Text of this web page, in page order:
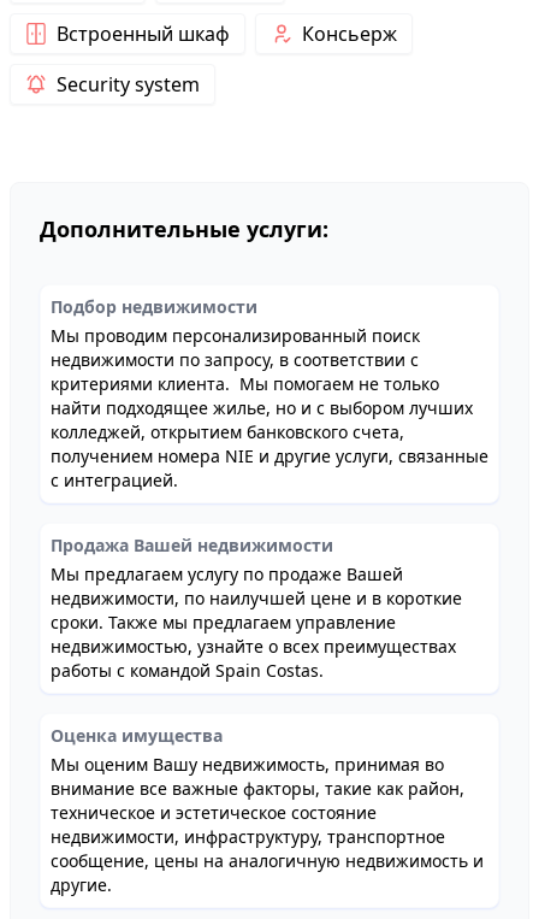
Встроенный шкаф
Консьерж
Security system
Дополнительные услуги:
Подбор недвижимости
Мы проводим персонализированный поиск
недвижимости по запросу, в соответствии с
критериями клиента. Мы помогаем не только
найти подходящее жилье, но и с выбором лучших
колледжей, открытием банковского счета,
получением номера NIE и другие услуги, связанные
с интеграцией.
Продажа Вашей недвижимости
Мы предлагаем услугу по продаже Вашей
недвижимости, по наилучшей цене и в короткие
сроки. Также мы предлагаем управление
недвижимостью, узнайте о всех преимуществах
работы с командой Spain Costas.
Оценка имущества
Мы оценим Вашу недвижимость, принимая во
внимание все важные факторы, такие как район,
техническое и эстетическое состояние
недвижимости, инфраструктуру, транспортное
сообщение, цены на аналогичную недвижимость и
другие.